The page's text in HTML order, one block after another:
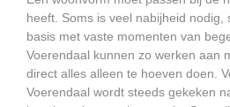
heeft. Soms is veel nabijheid nodig,
basis met vaste momenten van
Voerendaal kunnen zo werken aan
direct alles alleen te hoeven doen.
Voerendaal wordt steeds gekeken